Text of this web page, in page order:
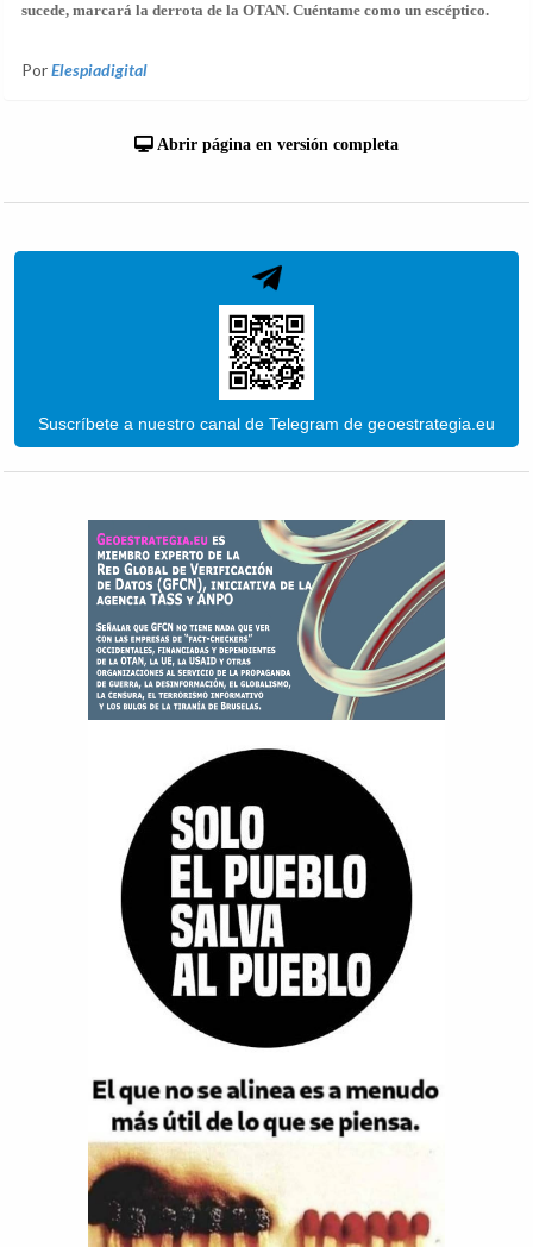
sucede, marcará la derrota de la OTAN. Cuéntame como un escéptico.
PorElespiadigital
Abrir página en versión completa
Suscríbete a nuestro canal de Telegram de geoestrategia.eu